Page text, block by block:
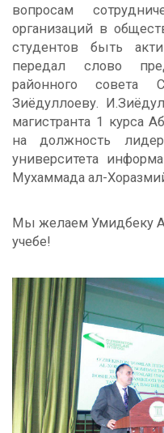
вопросам
организаций в
студентов быть
передал слово
районного совета
Зиёдуллоеву.
магистранта 1 курса
на должность
университета
Мухаммада ал-
Мы желаем Умидбеку
учебе!